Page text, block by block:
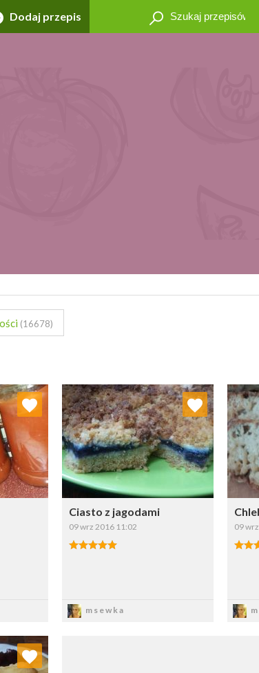
Dodaj przepis
(16678)
listę:
Ciasto z jagodami
09 wrz 2016 11:02
msewka
Dodaj do ulubionych
Wybierz listę:
09